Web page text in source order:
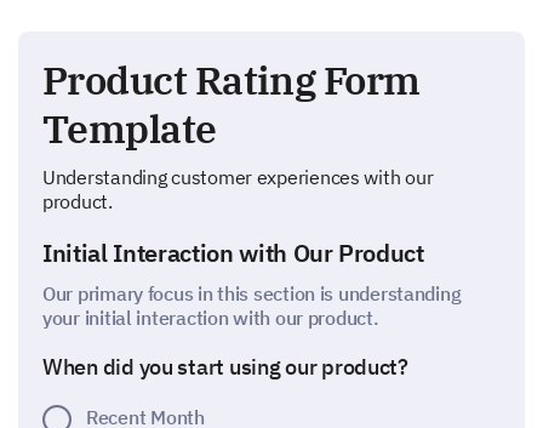
Product Rating Form
Template
Understanding customer experiences with our
product.
Initial Interaction with Our Product
Our primary focus in this section is understanding
your initial interaction with our product.
When did you start using our product?
Recent Month